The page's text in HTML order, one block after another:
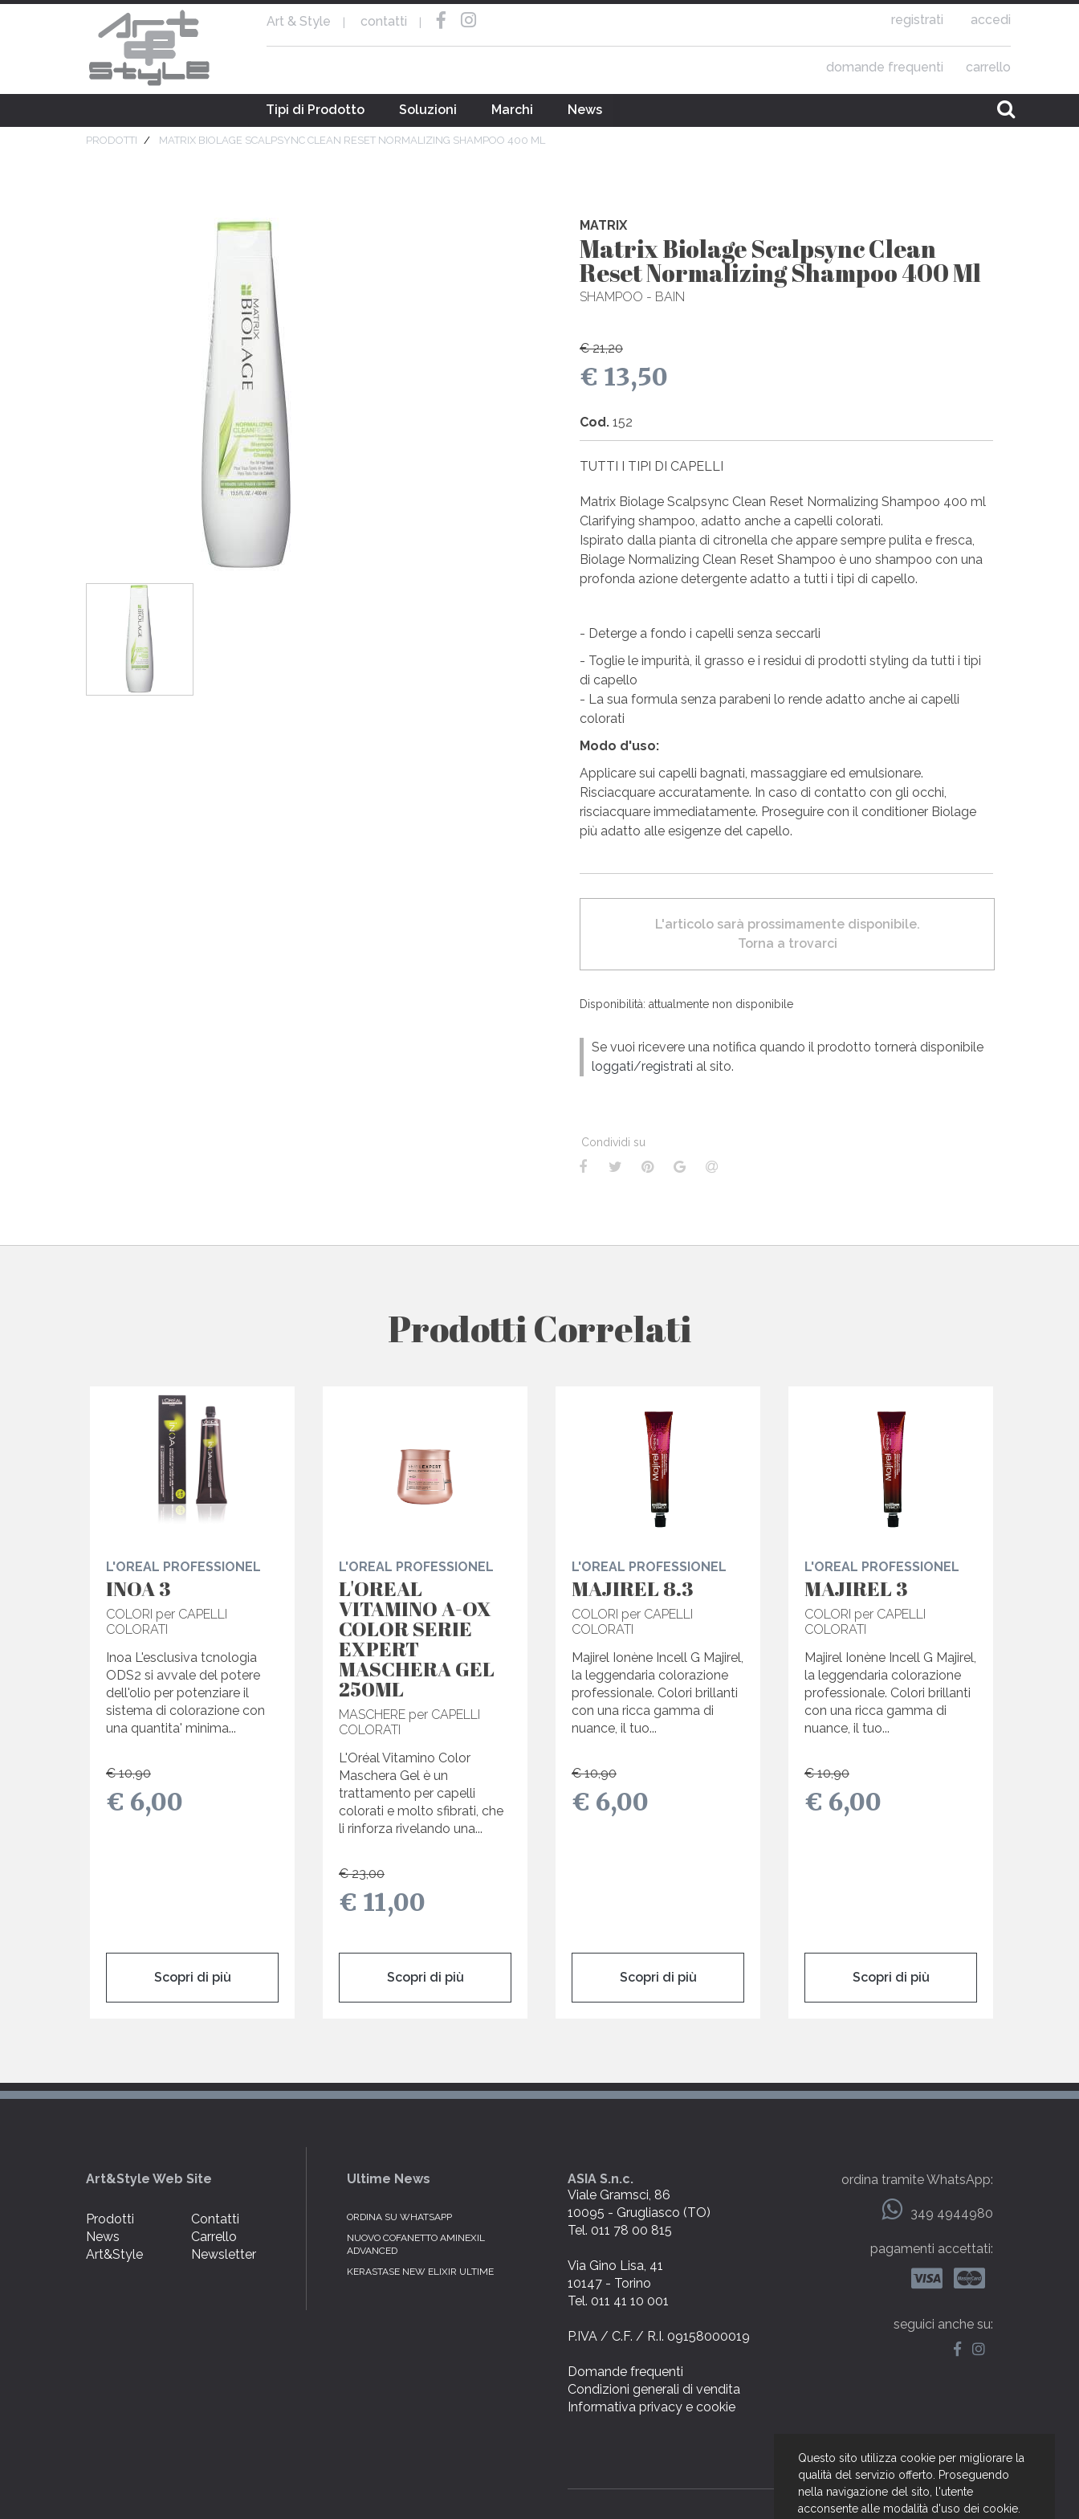
Art & Style | contatti | registrati accedi
domande frequenti carrello
Tipi di Prodotto Soluzioni Marchi News
PRODOTTI MATRIX BIOLAGE SCALPSYNC CLEAN RESET NORMALIZING SHAMPOO 400 ML
MATRIX
Matrix Biolage Scalpsync Clean
Reset Normalizing Shampoo 400 Ml
SHAMPOO - BAIN
€ 21,20
€ 13,50
Cod. 152
TUTTI I TIPI DI CAPELLI
Matrix Biolage Scalpsync Clean Reset Normalizing Shampoo 400 ml
Clarifying shampoo, adatto anche a capelli colorati.
Ispirato dalla pianta di citronella che appare sempre pulita e fresca,
Biolage Normalizing Clean Reset Shampoo è uno shampoo con una
profonda azione detergente adatto a tutti i tipi di capello.
- Deterge a fondo i capelli senza seccarli
- Toglie le impurità, il grasso e i residui di prodotti styling da tutti i tipi
di capello
- La sua formula senza parabeni lo rende adatto anche ai capelli
colorati
Modo d'uso:
Applicare sui capelli bagnati, massaggiare ed emulsionare.
Risciacquare accuratamente. In caso di contatto con gli occhi,
risciacquare immediatamente. Proseguire con il conditioner Biolage
più adatto alle esigenze del capello.
L'articolo sarà prossimamente disponibile.
Torna a trovarci
Disponibilità: attualmente non disponibile
Se vuoi ricevere una notifica quando il prodotto tornerà disponibile
loggati/registrati al sito.
Condividi su
Prodotti Correlati
L'OREAL PROFESSIONEL
INOA 3
COLORI per CAPELLI
COLORATI
Inoa L'esclusiva tcnologia
ODS2 si avvale del potere
dell'olio per potenziare il
sistema di colorazione con
una quantita' minima...
€ 10,90
€ 6,00
Scopri di più
L'OREAL PROFESSIONEL
L'OREAL
VITAMINO A-OX
COLOR SERIE
EXPERT
MASCHERA GEL
250ML
MASCHERE per CAPELLI
COLORATI
L'Oréal Vitamino Color
Maschera Gel è un
trattamento per capelli
colorati e molto sfibrati, che
li rinforza rivelando una...
€ 23,00
€ 11,00
Scopri di più
L'OREAL PROFESSIONEL
MAJIREL 8.3
COLORI per CAPELLI
COLORATI
Majirel Ionène Incell G Majirel,
la leggendaria colorazione
professionale. Colori brillanti
con una ricca gamma di
nuance, il tuo...
€ 10,90
€ 6,00
Scopri di più
L'OREAL PROFESSIONEL
MAJIREL 3
COLORI per CAPELLI
COLORATI
Majirel Ionène Incell G Majirel,
la leggendaria colorazione
professionale. Colori brillanti
con una ricca gamma di
nuance, il tuo...
€ 10,90
€ 6,00
Scopri di più
Art&Style Web Site
Prodotti
News
Art&Style
Contatti
Carrello
Newsletter
Ultime News
ORDINA SU WHATSAPP
NUOVO COFANETTO AMINEXIL
ADVANCED
KERASTASE NEW ELIXIR ULTIME
ASIA S.n.c.
Viale Gramsci, 86
10095 - Grugliasco (TO)
Tel. 011 78 00 815
Via Gino Lisa, 41
10147 - Torino
Tel. 011 41 10 001
P.IVA / C.F. / R.I. 09158000019
Domande frequenti
Condizioni generali di vendita
Informativa privacy e cookie
ordina tramite WhatsApp:
349 4944980
pagamenti accettati:
seguici anche su:
web by NetBull
Questo sito utilizza cookie per migliorare la
qualità del servizio offerto. Proseguendo
nella navigazione del sito, l'utente
acconsente alle modalità d'uso dei cookie.